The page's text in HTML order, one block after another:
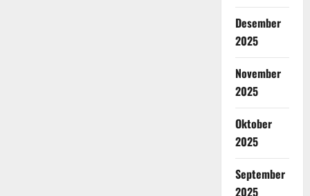
Desember
2025
November
2025
Oktober
2025
September
2025